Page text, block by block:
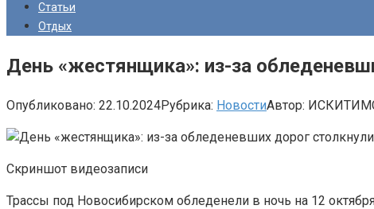
Статьи
Отдых
День «жестянщика»: из-за
Опубликовано: 22.10.2024Рубрика: НовостиАвтор:
Скриншот видеозаписи
Трассы под Новосибирском обледенели в ночь на 12